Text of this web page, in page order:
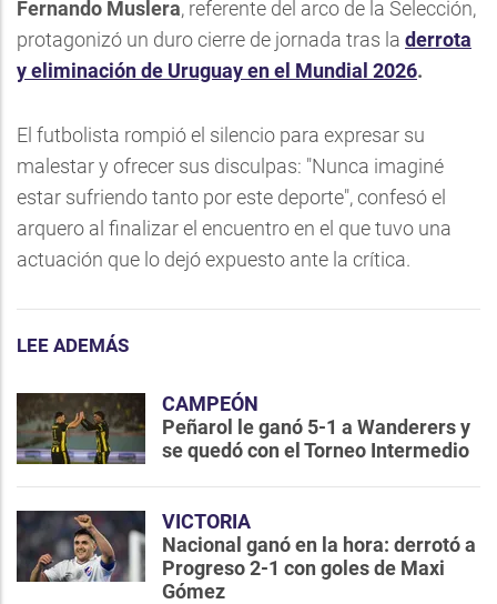
Fernando Muslera, referente del arco de la Selección,
protagonizó un duro cierre de jornada tras la derrota
y eliminación de Uruguay en el Mundial 2026.
El futbolista rompió el silencio para expresar su
malestar y ofrecer sus disculpas: "Nunca imaginé
estar sufriendo tanto por este deporte", confesó el
arquero al finalizar el encuentro en el que tuvo una
actuación que lo dejó expuesto ante la crítica.
LEE ADEMÁS
CAMPEÓN
Peñarol le ganó 5-1 a Wanderers y
se quedó con el Torneo Intermedio
VICTORIA
Nacional ganó en la hora: derrotó a
Progreso 2-1 con goles de Maxi
Gómez